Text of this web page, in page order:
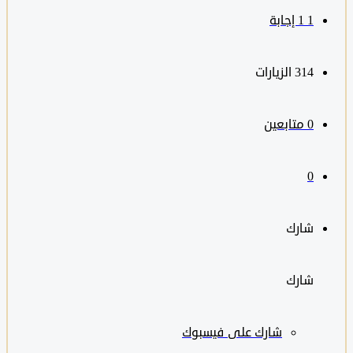
314 الزيارات
متابعين
شارك
شارك على فيسبوك